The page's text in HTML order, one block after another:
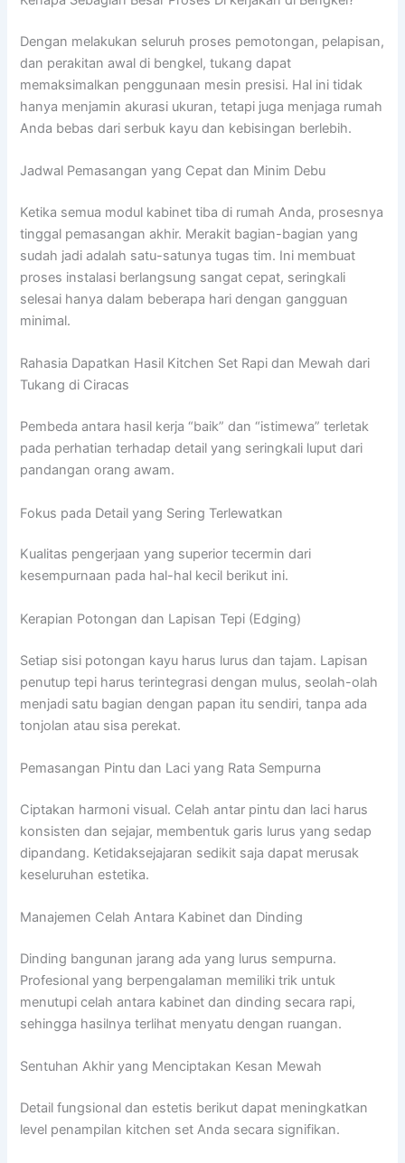
Dengan melakukan seluruh proses pemotongan, pelapisan,
dan perakitan awal di bengkel, tukang dapat
memaksimalkan penggunaan mesin presisi. Hal ini tidak
hanya menjamin akurasi ukuran, tetapi juga menjaga rumah
Anda bebas dari serbuk kayu dan kebisingan berlebih.
Jadwal Pemasangan yang Cepat dan Minim Debu
Ketika semua modul kabinet tiba di rumah Anda, prosesnya
tinggal pemasangan akhir. Merakit bagian-bagian yang
sudah jadi adalah satu-satunya tugas tim. Ini membuat
proses instalasi berlangsung sangat cepat, seringkali
selesai hanya dalam beberapa hari dengan gangguan
minimal.
Rahasia Dapatkan Hasil Kitchen Set Rapi dan Mewah dari
Tukang di Ciracas
Pembeda antara hasil kerja “baik” dan “istimewa” terletak
pada perhatian terhadap detail yang seringkali luput dari
pandangan orang awam.
Fokus pada Detail yang Sering Terlewatkan
Kualitas pengerjaan yang superior tecermin dari
kesempurnaan pada hal-hal kecil berikut ini.
Kerapian Potongan dan Lapisan Tepi (Edging)
Setiap sisi potongan kayu harus lurus dan tajam. Lapisan
penutup tepi harus terintegrasi dengan mulus, seolah-olah
menjadi satu bagian dengan papan itu sendiri, tanpa ada
tonjolan atau sisa perekat.
Pemasangan Pintu dan Laci yang Rata Sempurna
Ciptakan harmoni visual. Celah antar pintu dan laci harus
konsisten dan sejajar, membentuk garis lurus yang sedap
dipandang. Ketidaksejajaran sedikit saja dapat merusak
keseluruhan estetika.
Manajemen Celah Antara Kabinet dan Dinding
Dinding bangunan jarang ada yang lurus sempurna.
Profesional yang berpengalaman memiliki trik untuk
menutupi celah antara kabinet dan dinding secara rapi,
sehingga hasilnya terlihat menyatu dengan ruangan.
Sentuhan Akhir yang Menciptakan Kesan Mewah
Detail fungsional dan estetis berikut dapat meningkatkan
level penampilan kitchen set Anda secara signifikan.